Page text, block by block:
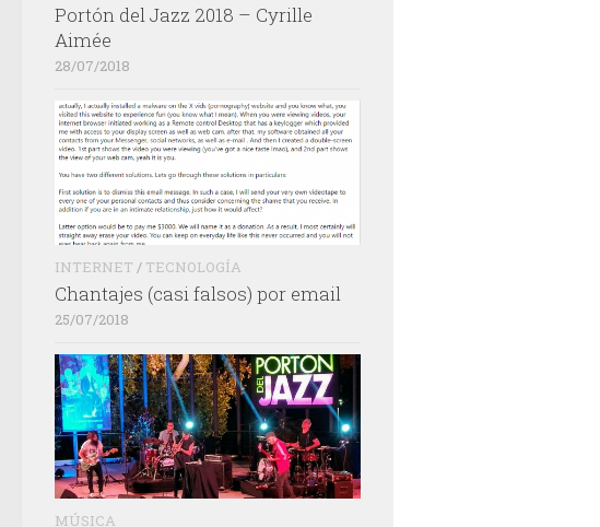
Portón del Jazz 2018 – Cyrille
Aimée
28/07/2018
INTERNET / TECNOLOGÍA
Chantajes (casi falsos) por email
25/07/2018
MÚSICA